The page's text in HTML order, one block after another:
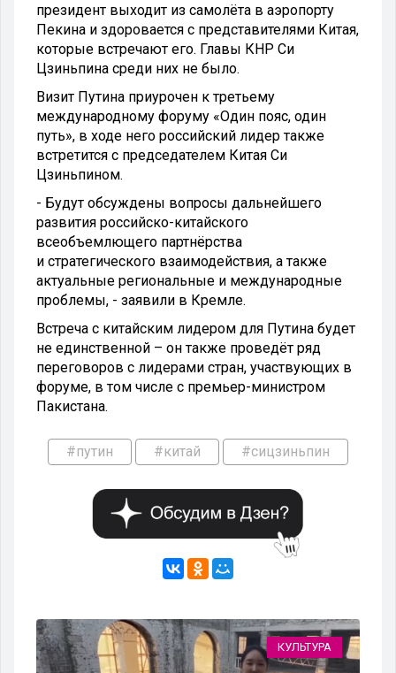
президент выходит из самолёта в аэропорту
Пекина и здоровается с представителями Китая,
которые встречают его. Главы КНР Си
Цзиньпина среди них не было.
Визит Путина приурочен к третьему
международному форуму «Один пояс, один
путь», в ходе него российский лидер также
встретится с председателем Китая Си
Цзиньпином.
- Будут обсуждены вопросы дальнейшего
развития российско-китайского
всеобъемлющего партнёрства
и стратегического взаимодействия, а также
актуальные региональные и международные
проблемы, - заявили в Кремле.
Встреча с китайским лидером для Путина будет
не единственной – он также проведёт ряд
переговоров с лидерами стран, участвующих в
форуме, в том числе с премьер-министром
Пакистана.
#путин #китай #сицзиньпин
КУЛЬТУРА